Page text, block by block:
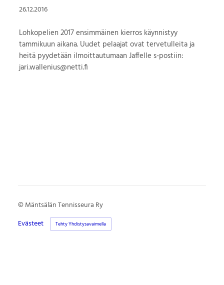
26.12.2016
Lohkopelien 2017 ensimmäinen kierros käynnistyy
tammikuun aikana. Uudet pelaajat ovat tervetulleita ja
heitä pyydetään ilmoittautumaan Jaffelle s-postiin:
jari.wallenius@netti.fi
©Mäntsälän Tennisseura Ry
Evästeet
Tehty Yhdistysavaimella